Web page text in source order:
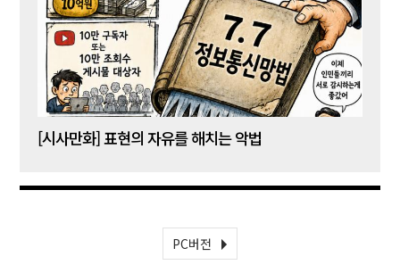
[시사만화] 표현의 자유를 해치는 악법
PC버전